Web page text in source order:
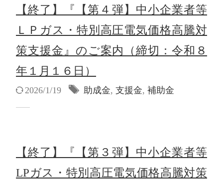
【終了】『【第４弾】中小企業者等
ＬＰガス・特別高圧電気価格高騰対
策支援金』のご案内（締切：令和８
年１月１６日）
2026/1/19 助成金, 支援金, 補助金
【終了】『【第３弾】中小企業者等
LPガス・特別高圧電気価格高騰対策